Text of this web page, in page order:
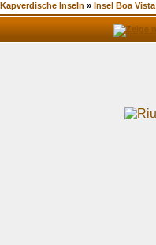
Inseln » Insel Boa Vista